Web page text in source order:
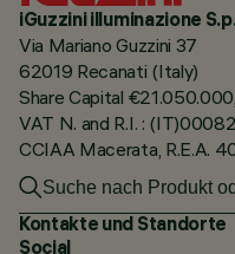
iGuzzini illuminazione
Via Mariano Guzzini 37
62019 Recanati (Italy)
Share Capital
VAT N. and R.I. :
CCIAA Macerata, R.E.A.
Kontakte und Standorte
Social